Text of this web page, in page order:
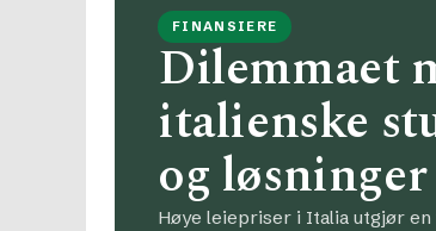
FINANSIERE
Dilemmaet
italienske
og løsninger
Høye leiepriser i Italia utgjør